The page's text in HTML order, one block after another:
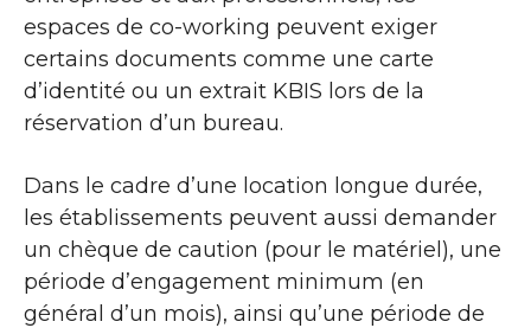
espaces de co-working peuvent exiger
certains documents comme une carte
d’identité ou un extrait KBIS lors de la
réservation d’un bureau.
Dans le cadre d’une location longue durée,
les établissements peuvent aussi demander
un chèque de caution (pour le matériel), une
période d’engagement minimum (en
général d’un mois), ainsi qu’une période de